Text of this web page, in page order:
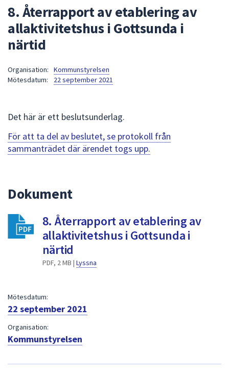
sökfältet
kommer
sökförslag
att
navigera
mellan
att
välja
något
8. Återrapport av etablering av
allaktivitetshus i Gottsunda i
närtid
Organisation:
Kommunstyrelsen
Mötesdatum:
22 september 2021
Det här är ett beslutsunderlag.
För att ta del av beslutet, se protokoll från
sammanträdet där ärendet togs upp.
Dokument
8. Återrapport av etablering av
allaktivitetshus i Gottsunda i
närtid
PDF, 2 MB | Lyssna
Mötesdatum:
22 september 2021
Organisation:
Kommunstyrelsen